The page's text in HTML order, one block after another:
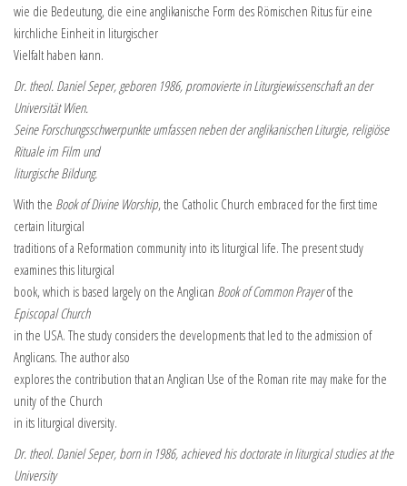
wie die Bedeutung, die eine anglikanische Form des Römischen Ritus für eine
kirchliche Einheit in liturgischer
Vielfalt haben kann.
Dr. theol. Daniel Seper, geboren 1986, promovierte in Liturgiewissenschaft an der
Universität Wien.
Seine Forschungsschwerpunkte umfassen neben der anglikanischen Liturgie, religiöse
Rituale im Film und
liturgische Bildung.
With the Book of Divine Worship, the Catholic Church embraced for the first time
certain liturgical
traditions of a Reformation community into its liturgical life. The present study
examines this liturgical
book, which is based largely on the Anglican Book of Common Prayerof the
Episcopal Church
in the USA. The study considers the developments that led to the admission of
Anglicans. The author also
explores the contribution that an Anglican Use of the Roman rite may make for the
unity of the Church
in its liturgical diversity.
Dr. theol. Daniel Seper, born in 1986, achieved his doctorate in liturgical studies at the
University